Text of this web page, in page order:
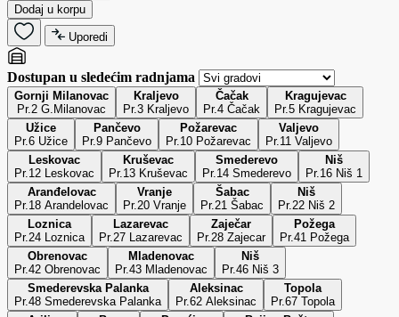
Dodaj u korpu
Uporedi
Dostupan u sledećim radnjama
Gornji Milanovac
Pr.2 G.Milanovac
Kraljevo
Pr.3 Kraljevo
Čačak
Pr.4 Čačak
Kragujevac
Pr.5 Kragujevac
Užice
Pr.6 Užice
Pančevo
Pr.9 Pančevo
Požarevac
Pr.10 Požarevac
Valjevo
Pr.11 Valjevo
Leskovac
Pr.12 Leskovac
Kruševac
Pr.13 Kruševac
Smederevo
Pr.14 Smederevo
Niš
Pr.16 Niš 1
Aranđelovac
Pr.18 Arandelovac
Vranje
Pr.20 Vranje
Šabac
Pr.21 Šabac
Niš
Pr.22 Niš 2
Loznica
Pr.24 Loznica
Lazarevac
Pr.27 Lazarevac
Zaječar
Pr.28 Zajecar
Požega
Pr.41 Požega
Obrenovac
Pr.42 Obrenovac
Mladenovac
Pr.43 Mladenovac
Niš
Pr.46 Niš 3
Smederevska Palanka
Pr.48 Smederevska Palanka
Aleksinac
Pr.62 Aleksinac
Topola
Pr.67 Topola